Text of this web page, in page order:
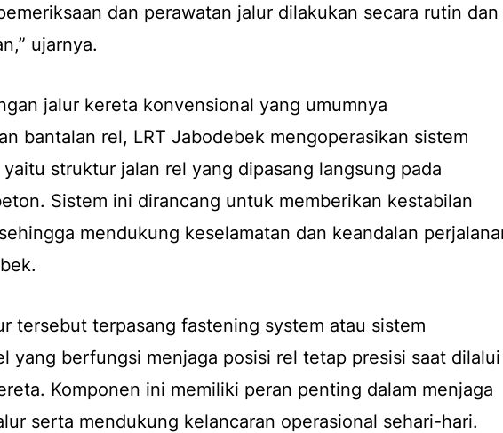
dan perawatan jalur dilakukan secara rutin dan
ujarnya.
jalur kereta konvensional yang umumnya
bantalan rel, LRT Jabodebek mengoperasikan sistem
struktur jalan rel yang dipasang langsung pada
Sistem ini dirancang untuk memberikan kestabilan
mendukung keselamatan dan keandalan
tersebut terpasang fastening system atau sistem
yang berfungsi menjaga posisi rel tetap presisi saat dilalui
Komponen ini memiliki peran penting dalam menjaga
serta mendukung kelancaran operasional sehari-hari.